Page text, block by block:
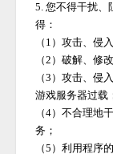
5. 您不得干扰、
得：
（ 1）攻击、侵
（2）破解、修
（3）攻击、侵
游戏服务器过载
（4）不合理地
务；
（5）利用程序